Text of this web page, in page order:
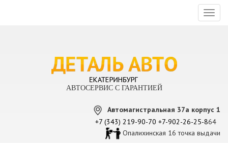
АВТОСЕРВИС С ГАРАНТИЕЙ
Автомагистральная 37а корпус 1
+7 (343) 219-90-70 +7-902-26-25-864
Опалихинская 16 точка выдачи